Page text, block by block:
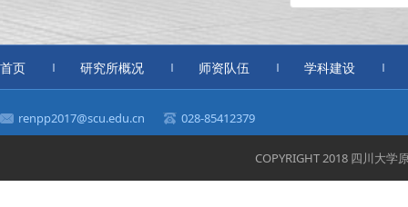
首页 研究所概况 师资队伍 学科建设
renpp2017@scu.edu.cn 028-85412379
COPYRIGHT 2018 四川大学